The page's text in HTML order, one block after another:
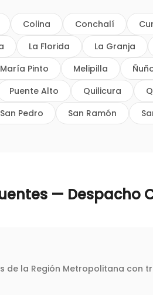
Colina Conchalí
La Florida La Granja
María Pinto Melipilla
Puente Alto Quilicura
San Pedro San Ramón
— Despacho
de la Región Metropolitana